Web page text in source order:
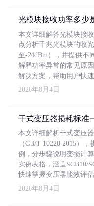
光模块接收功率多少
本文详细解答光模块接
点分析千兆光模块的收
至-24dBm），并提供不
解释功率异常的常见原
解决方案，帮助用户快
2026年8月4日
干式变压器损耗标准
本文详细解析干式变压
（GB/T 10228-2015）
例，分步骤说明变损计
实例表格，涵盖SCB10/
快速掌握变压器能效评估
2026年8月4日